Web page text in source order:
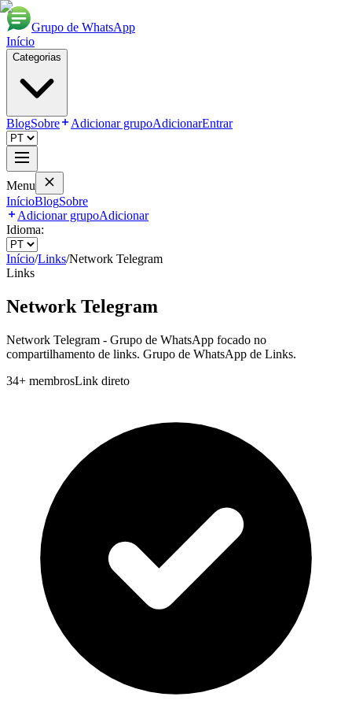
Grupo de WhatsApp
Início
Categorias
BlogSobre Adicionar grupoAdicionarEntrar
Menu
InícioBlogSobre
Adicionar grupoAdicionar
Idioma:
Início/Links/Network Telegram
Links
Network Telegram
Network Telegram - Grupo de WhatsApp focado no
compartilhamento de links. Grupo de WhatsApp de Links.
34+ membrosLink direto